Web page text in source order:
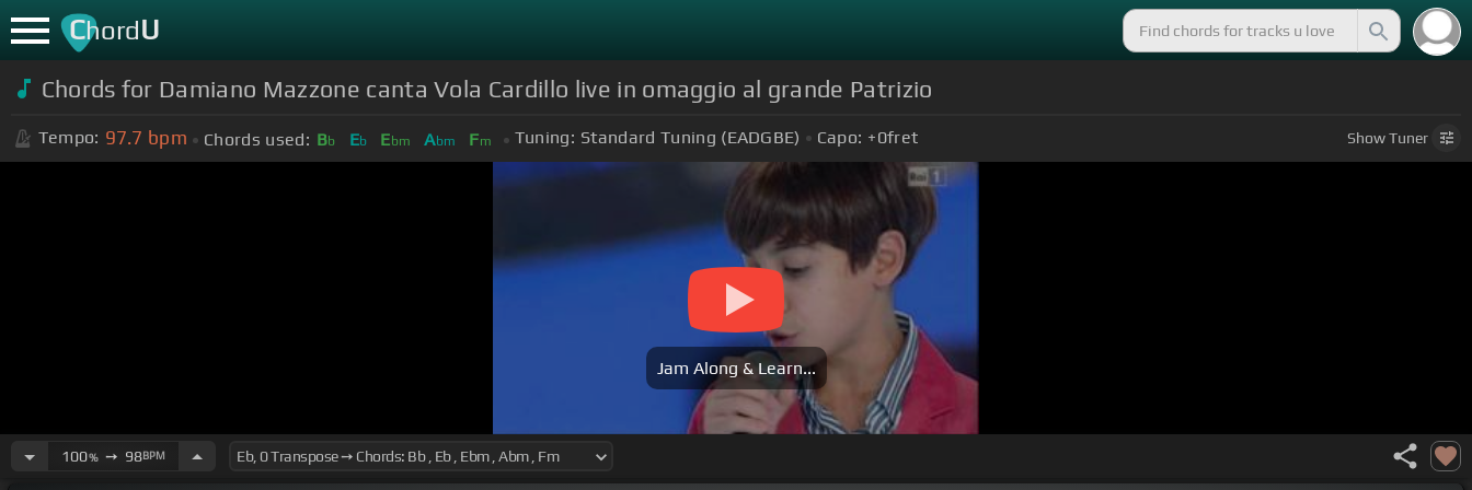
ChordU
Chords for Damiano Mazzone canta Vola Cardillo live in omaggio al grande Patrizio
Tempo: 97.7 bpm Chords used: Bb Eb Ebm Abm Fm Tuning: Standard Tuning (EADGBE) Capo: +0fret ShowTuner
Jam Along & Learn...
100%➙ 98BPM